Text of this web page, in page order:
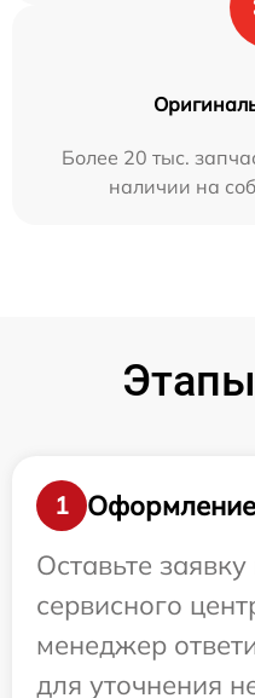
Более 20 тыс.
наличии на
1
Оставьте
сервисного
менеджер
для уточнения